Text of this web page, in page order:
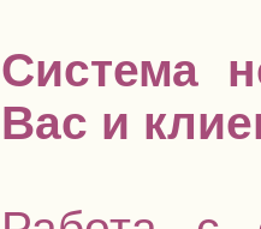
Система
Вас и